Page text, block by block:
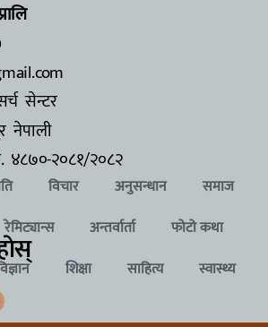
सेन्टर
नेपाली
४८७०-२०८१/२०८२
विचार अनुसन्धान
समाज
रेमिट्यान्स अन्तर्वार्ता
फोटो कथा
शिक्षा साहित्य स्वास्थ्य